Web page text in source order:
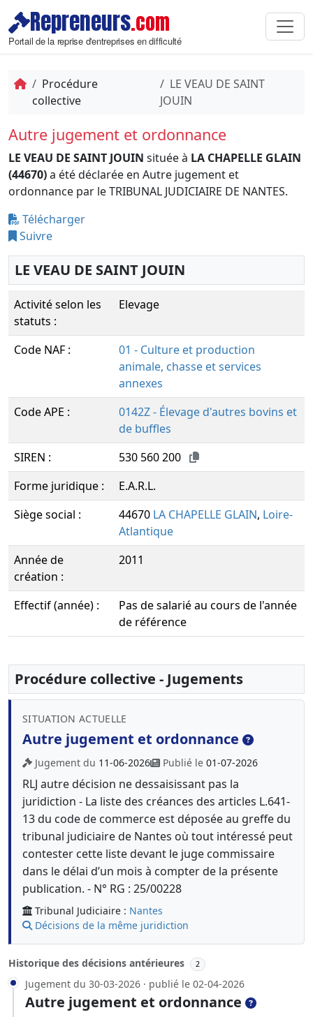
Repreneurs.com
Portail de la reprise d'entreprises en difficulté
Procédure
collective
LE VEAU DE SAINT
JOUIN
Autre jugement et ordonnance
LE VEAU DE SAINT JOUIN située à LA CHAPELLE GLAIN
(44670)a été déclarée en Autre jugement et
ordonnance par le TRIBUNAL JUDICIAIRE DE NANTES.
Télécharger
Suivre
LE VEAU DE SAINT JOUIN
Activité selon les
statuts :
Elevage
Code NAF :
01 - Culture et production
animale, chasse et services
annexes
Code APE :
0142Z - Élevage d'autres bovins et
de buffles
SIREN :
530 560 200
Forme juridique :
E.A.R.L.
Siège social :
44670 LA CHAPELLE GLAIN, Loire-
Atlantique
Année de
création :
2011
Effectif (année) :
Pas de salarié au cours de l'année
de référence
Procédure collective - Jugements
SITUATION ACTUELLE
Autre jugement et ordonnance
Jugement du 11-06-2026 Publié le 01-07-2026
RLJ autre décision ne dessaisissant pas la
juridiction - La liste des créances des articles L.641-
13 du code de commerce est déposée au greffe du
tribunal judiciaire de Nantes où tout intéressé peut
contester cette liste devant le juge commissaire
dans le délai d’un mois à compter de la présente
publication. - N° RG : 25/00228
Tribunal Judiciaire : Nantes
Décisions de la même juridiction
Historique des décisions antérieures 2
Jugement du 30-03-2026 · publié le 02-04-2026
Autre jugement et ordonnance